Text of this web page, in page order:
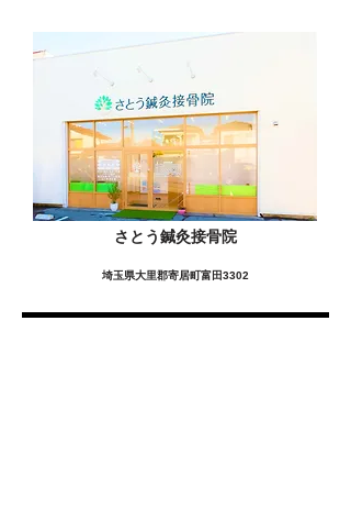
さとう鍼灸接骨院
埼玉県大里郡寄居町富田3302